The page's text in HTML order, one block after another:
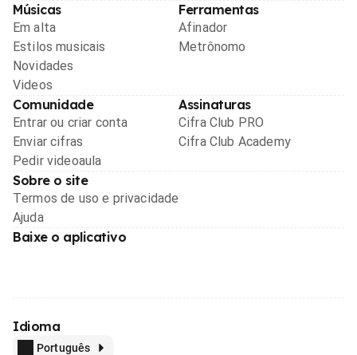
Músicas
Em alta
Estilos musicais
Novidades
Videos
Ferramentas
Afinador
Metrônomo
Comunidade
Entrar ou criar conta
Enviar cifras
Pedir videoaula
Assinaturas
Cifra Club PRO
Cifra Club Academy
Sobre o site
Termos de uso e privacidade
Ajuda
Baixe o aplicativo
Idioma
Português